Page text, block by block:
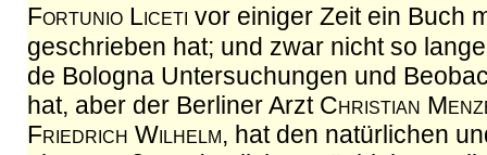
Fortunio Liceti vor einiger Zeit ein Buch
geschrieben hat; und zwar nicht so
de Bologna Untersuchungen und
hat, aber der Berliner Arzt Christian
Friedrich Wilhelm, hat den natürlichen